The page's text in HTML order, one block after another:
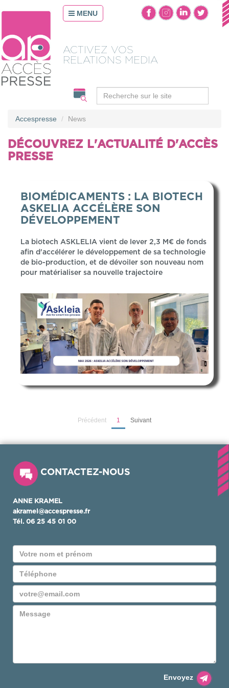
MENU
ACTIVEZ VOS
RELATIONS MEDIA
Accespresse News
DÉCOUVREZ L'ACTUALITÉ D'ACCÈS
PRESSE
BIOMÉDICAMENTS : LA BIOTECH
ASKELIA ACCÉLÈRE SON
DÉVELOPPEMENT
La biotech ASKLELIA vient de lever 2,3 M€ de fonds
afin d'accélérer le développement de sa technologie
de bio-production, et de dévoiler son nouveau nom
pour matérialiser sa nouvelle trajectoire
Précédent 1 Suivant
CONTACTEZ-NOUS
ANNE KRAMEL
akramel@accespresse.fr
Tél. 06 25 45 01 00
Envoyez